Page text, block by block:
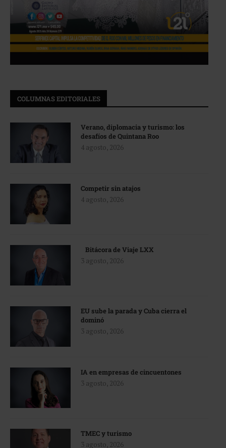
COLUMNAS EDITORIALES
Verano, diplomacia y turismo: los
desafíos de Quintana Roo
4 agosto, 2026
Competir sin atajos
4 agosto, 2026
Bitácora de Viaje LXX
3 agosto, 2026
EU sube la parada y Cuba cierra el
dominó
3 agosto, 2026
IA en empresas de cincuentones
3 agosto, 2026
TMEC y turismo
3 agosto, 2026